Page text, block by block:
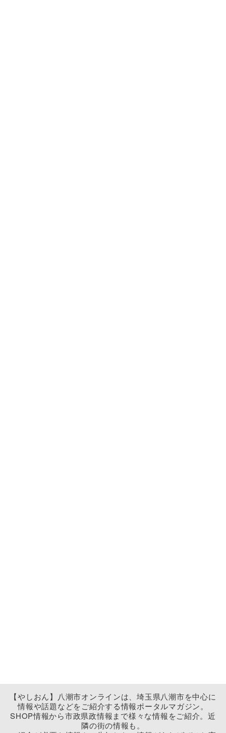
【やしおん】八潮市オンラインは、埼玉県八潮市を中心に
情報や話題などをご紹介する情報ポータルマガジン。
SHOP情報から市政県政情報まで様々な情報をご紹介。近
隣の街の情報も。